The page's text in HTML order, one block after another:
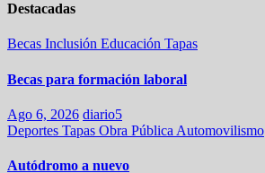
Destacadas
Becas Inclusión Educación Tapas
Becas para formación laboral
Ago 6, 2026 diario5
Deportes Tapas Obra Pública Automovilismo
Autódromo a nuevo